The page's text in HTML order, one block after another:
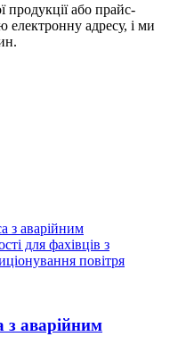
або прайс-
електронну адресу, і ми
з аварійним